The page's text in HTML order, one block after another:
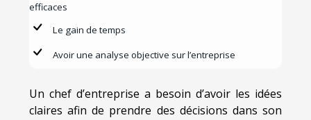
efficaces
Le gain de temps
Avoir une analyse objective sur l’entreprise
Un chef d’entreprise a besoin d’avoir les idées
claires afin de prendre des décisions dans son